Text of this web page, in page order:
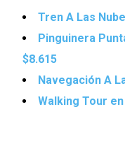
Tren A Las
Pinguinera
$8.615
Navegación A
Walking Tour